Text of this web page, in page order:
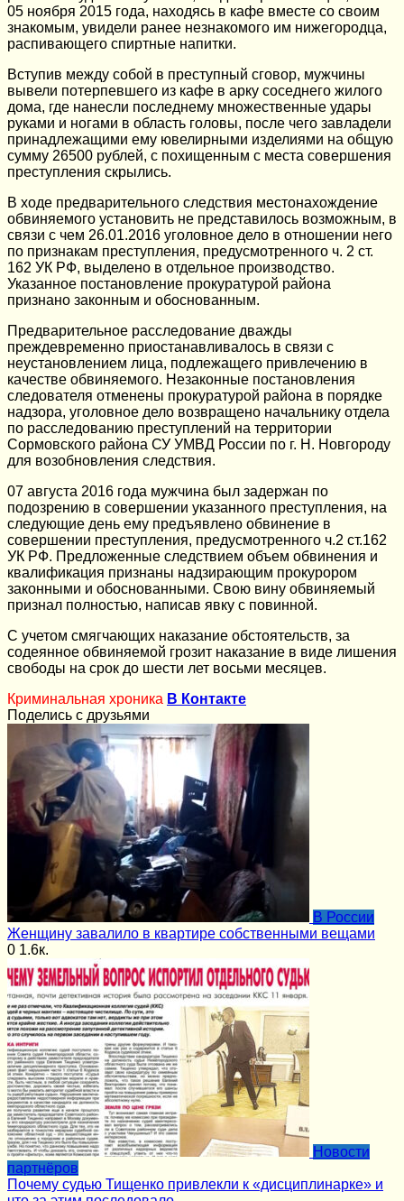
05 ноября 2015 года, находясь в кафе вместе со своим
знакомым, увидели ранее незнакомого им нижегородца,
распивающего спиртные напитки.
Вступив между собой в преступный сговор, мужчины
вывели потерпевшего из кафе в арку соседнего жилого
дома, где нанесли последнему множественные удары
руками и ногами в область головы, после чего завладели
принадлежащими ему ювелирными изделиями на общую
сумму 26500 рублей, с похищенным с места совершения
преступления скрылись.
В ходе предварительного следствия местонахождение
обвиняемого установить не представилось возможным, в
связи с чем 26.01.2016 уголовное дело в отношении него
по признакам преступления, предусмотренного ч. 2 ст.
162 УК РФ, выделено в отдельное производство.
Указанное постановление прокуратурой района
признано законным и обоснованным.
Предварительное расследование дважды
преждевременно приостанавливалось в связи с
неустановлением лица, подлежащего привлечению в
качестве обвиняемого. Незаконные постановления
следователя отменены прокуратурой района в порядке
надзора, уголовное дело возвращено начальнику отдела
по расследованию преступлений на территории
Сормовского района СУ УМВД России по г. Н. Новгороду
для возобновления следствия.
07 августа 2016 года мужчина был задержан по
подозрению в совершении указанного преступления, на
следующие день ему предъявлено обвинение в
совершении преступления, предусмотренного ч.2 ст.162
УК РФ. Предложенные следствием объем обвинения и
квалификация признаны надзирающим прокурором
законными и обоснованными. Свою вину обвиняемый
признал полностью, написав явку с повинной.
С учетом смягчающих наказание обстоятельств, за
содеянное обвиняемой грозит наказание в виде лишения
свободы на срок до шести лет восьми месяцев.
Криминальная хроника В Контакте
Поделись с друзьями
В России
Женщину завалило в квартире собственными вещами
0 1.6к.
Новости
партнёров
Почему судью Тищенко привлекли к «дисциплинарке» и